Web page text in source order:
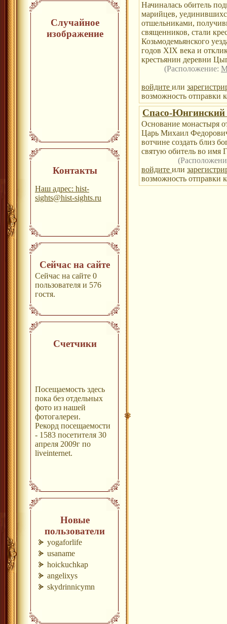
Случайное
изображение
Контакты
Наш адрес: hist-
sights@hist-sights.ru
Сейчас на сайте
Сейчас на сайте 0
пользователя и 576
гостя.
Счетчики
Посещаемость здесь
пока без отдельных
фото из нашей
фотогалереи.
Рекорд посещаемости
- 1583 посетителя 30
апреля 2009г по
liveinternet.
Новые
пользователи
yogaforlife
usaname
hoickuchkap
angelixys
skydrinnicymn
Начиналась обитель
марийцев,
отшельниками,
священников, стали
Козьмодемьянского
годов XIX века и
крестьянин деревни
(Расположение:
войдите или
возможность отправки
Спасо-Юнгинский
Основание монастыря
Царь Михаил
вотчине создать близ
святую обитель во имя
войдите или
возможность отправки